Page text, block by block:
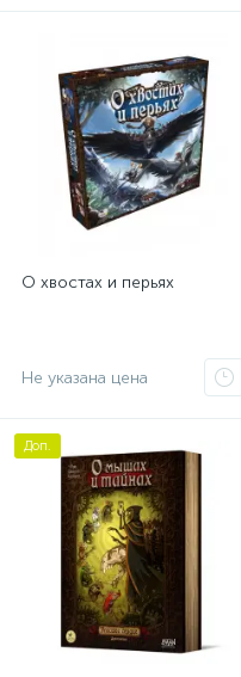
Протекторы Кубики
О хвостах и перьях
Не указана цена
Доп.